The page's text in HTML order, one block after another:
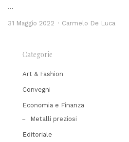
…
31 Maggio 2022 Author
Carmelo De Luca
Categorie
Art & Fashion
Convegni
Economia e Finanza
Metalli preziosi
Editoriale